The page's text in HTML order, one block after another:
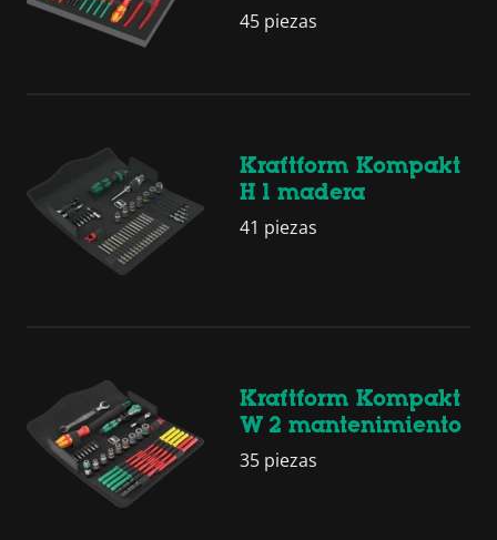
45 piezas
Kraftform Kompakt
H 1 madera
41 piezas
Kraftform Kompakt
W 2 mantenimiento
35 piezas